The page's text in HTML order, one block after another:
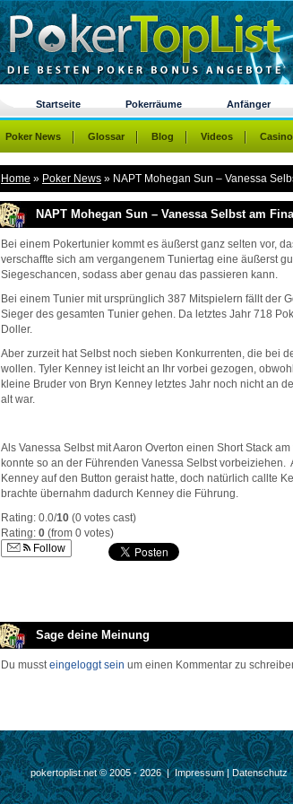
Home » Poker News » NAPT Mohegan Sun – Vanessa
NAPT Mohegan Sun – Vanessa Selbst am
Bei einem Pokertunier kommt es äußerst ganz selten vor,
verschaffte sich am vergangenem Tuniertag eine äußerst
Siegeschancen, sodass aber genau das passieren kann.
Bei einem Tunier mit ursprünglich 387 Mitspielern fällt der
Sieger des gesamten Tunier gehen. Da letztes Jahr 718
Doller.
Aber zurzeit hat Selbst noch sieben Konkurrenten, die bei
wollen. Tyler Kenney ist leicht an Ihr vorbei gezogen,
kleine Bruder von Bryn Kenney letztes Jahr noch nicht an
alt war.
Als Vanessa Selbst mit Aaron Overton einen Short Stack
konnte so an der Führenden Vanessa Selbst
Kenney auf den Button geraist hatte, doch natürlich callte
brachte übernahm dadurch Kenney die Führung.
Rating: 0.0/10 (0 votes cast)
Rating: 0 (from 0 votes)
Follow
Sage deine Meinung
Du mussteingeloggt sein um einen Kommentar zu
Startseite Pokerräume Anfänger
Poker News Glossar Blog Videos
pokertoplist.net © 2005 - 2026 |Impressum| Datenschutz